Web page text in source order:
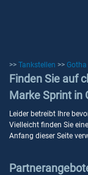
>> Tankstellen >> Gotha
Finden Sie auf
Marke Sprint in
Leider betreibt Ihre
Vielleicht finden Sie
Anfang dieser Seite